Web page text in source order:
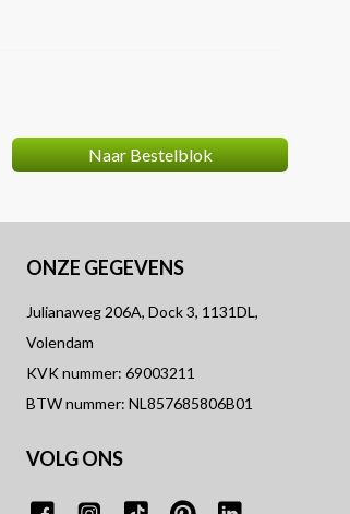
Naar Bestelblok
ONZE GEGEVENS
Julianaweg 206A, Dock 3, 1131DL,
Volendam
KVK nummer: 69003211
BTW nummer: NL857685806B01
VOLG ONS